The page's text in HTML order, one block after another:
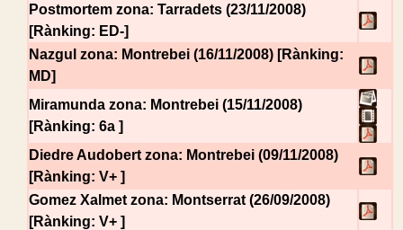
Postmortem zona: Tarradets (23/11/2008)
[Rànking: ED-]
Nazgul zona: Montrebei (16/11/2008) [Rànking:
MD]
Miramunda zona: Montrebei (15/11/2008)
[Rànking: 6a ]
Diedre Audobert zona: Montrebei (09/11/2008)
[Rànking: V+ ]
Gomez Xalmet zona: Montserrat (26/09/2008)
[Rànking: V+ ]